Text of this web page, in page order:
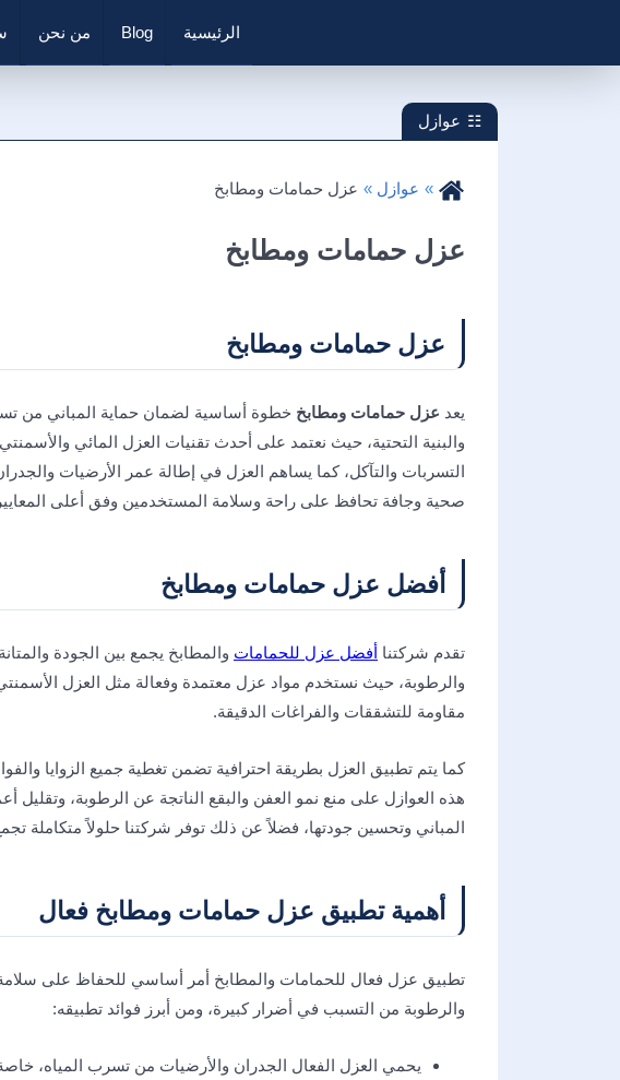
الرئيسية Blog من نحن
عوازل
عوازل عزل حمامات ومطابخ
عزل حمامات ومطابخ
عزل حمامات ومطابخ
يعد عزل حمامات ومطابخ خطوة أساسية لضمان حماية المباني من
والبنية التحتية، حيث نعتمد على أحدث تقنيات العزل المائي
التسربات والتآكل، كما يساهم العزل في إطالة عمر الأرضيات
صحية وجافة تحافظ على راحة وسلامة المستخدمين وفق أعلى المعايير
أفضل عزل حمامات ومطابخ
تقدم شركتنا أفضل عزل للحمامات والمطابخ يجمع بين الجودة
والرطوبة، حيث نستخدم مواد عزل معتمدة وفعالة مثل العزل
مقاومة للتشققات والفراغات الدقيقة.
كما يتم تطبيق العزل بطريقة احترافية تضمن تغطية جميع الزوايا
هذه العوازل على منع نمو العفن والبقع الناتجة عن الرطوبة، وتقليل
المباني وتحسين جودتها، فضلاً عن ذلك توفر شركتنا حلولاً متكاملة تجمع
أهمية تطبيق عزل حمامات ومطابخ فعال
تطبيق عزل فعال للحمامات والمطابخ أمر أساسي للحفاظ على
والرطوبة من التسبب في أضرار كبيرة، ومن أبرز فوائد تطبيقه:
يحمي العزل الفعال الجدران والأرضيات من تسرب المياه،